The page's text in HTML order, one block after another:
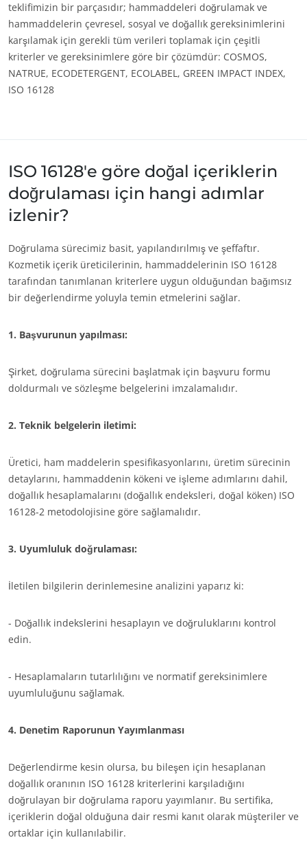
Tarımsal gıda
Kozmetikler
Ormancılık
Dayanıklı malzemeler
teklifimizin bir parçasıdır; hammaddeleri doğrulamak ve
hammaddelerin çevresel, sosyal ve doğallık gereksinimlerini
karşılamak için gerekli tüm verileri toplamak için çeşitli
kriterler ve gereksinimlere göre bir çözümdür: COSMOS,
NATRUE, ECODETERGENT, ECOLABEL, GREEN IMPACT INDEX,
ISO 16128
ISO 16128'e göre doğal içeriklerin
doğrulaması için hangi adımlar
izlenir?
Doğrulama sürecimiz basit, yapılandırılmış ve şeffaftır.
Kozmetik içerik üreticilerinin, hammaddelerinin ISO 16128
tarafından tanımlanan kriterlere uygun olduğundan bağımsız
bir değerlendirme yoluyla temin etmelerini sağlar.
1. Başvurunun yapılması:
Şirket, doğrulama sürecini başlatmak için başvuru formu
doldurmalı ve sözleşme belgelerini imzalamalıdır.
2. Teknik belgelerin iletimi:
Üretici, ham maddelerin spesifikasyonlarını, üretim sürecinin
detaylarını, hammaddenin kökeni ve işleme adımlarını dahil,
doğallık hesaplamalarını (doğallık endeksleri, doğal köken) ISO
16128-2 metodolojisine göre sağlamalıdır.
3. Uyumluluk doğrulaması:
İletilen bilgilerin derinlemesine analizini yaparız ki:
- Doğallık indekslerini hesaplayın ve doğruluklarını kontrol
edin.
- Hesaplamaların tutarlılığını ve normatif gereksinimlere
uyumluluğunu sağlamak.
4. Denetim Raporunun Yayımlanması
Değerlendirme kesin olursa, bu bileşen için hesaplanan
doğallık oranının ISO 16128 kriterlerini karşıladığını
doğrulayan bir doğrulama raporu yayımlanır. Bu sertifika,
içeriklerin doğal olduğuna dair resmi kanıt olarak müşteriler ve
ortaklar için kullanılabilir.